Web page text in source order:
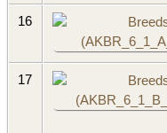
16
17